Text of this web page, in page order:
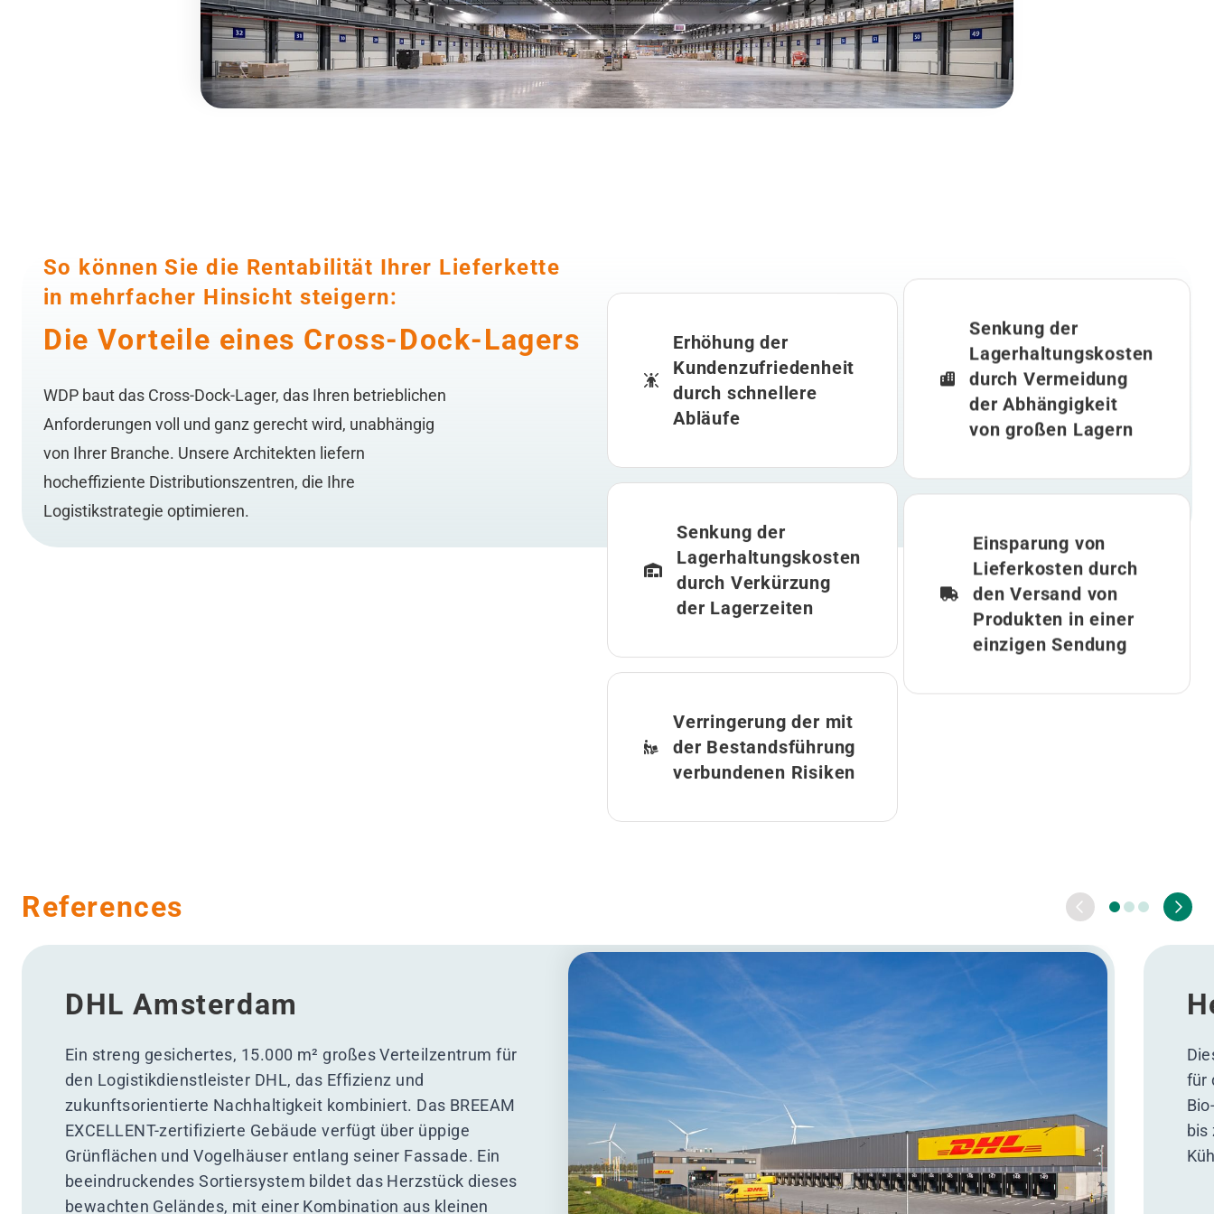
So können Sie die Rentabilität Ihrer Lieferkette
in mehrfacher Hinsicht steigern:
Die Vorteile eines Cross-Dock-Lagers
WDP baut das Cross-Dock-Lager, das Ihren betrieblichen
Anforderungen voll und ganz gerecht wird, unabhängig
von Ihrer Branche. Unsere Architekten liefern
hocheffiziente Distributionszentren, die Ihre
Logistikstrategie optimieren.
Erhöhung der
Kundenzufriedenheit
durch schnellere
Abläufe
Senkung der
Lagerhaltungskosten
durch Verkürzung
der Lagerzeiten
Verringerung der mit
der Bestandsführung
verbundenen Risiken
Senkung der
Lagerhaltungskosten
durch Vermeidung
der Abhängigkeit
von großen Lagern
Einsparung von
Lieferkosten durch
den Versand von
Produkten in einer
einzigen Sendung
References 0 / 31 / 32 / 3
DHL Amsterdam
Ein streng gesichertes, 15.000 m² großes Verteilzentrum für
den Logistikdienstleister DHL, das Effizienz und
zukunftsorientierte Nachhaltigkeit kombiniert. Das BREEAM
EXCELLENT-zertifizierte Gebäude verfügt über üppige
Grünflächen und Vogelhäuser entlang seiner Fassade. Ein
beeindruckendes Sortiersystem bildet das Herzstück dieses
bewachten Geländes, mit einer Kombination aus kleinen
für
bis